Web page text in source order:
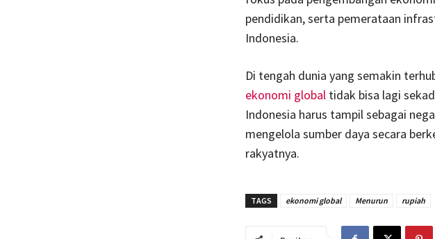
pendidikan, serta pemerataan
Indonesia.
Di tengah dunia yang semakin
ekonomi global tidak bisa lagi
Indonesia harus tampil sebagai
mengelola sumber daya secara
rakyatnya.
TAGS ekonomi global Menurun rupiah